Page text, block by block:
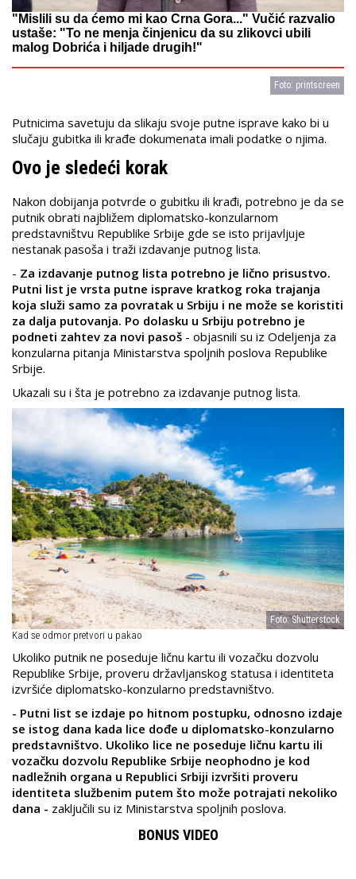
"Mislili su da ćemo mi kao Crna Gora..." Vučić razvalio
ustaše: "To ne menja činjenicu da su zlikovci ubili
malog Dobrića i hiljade drugih!"
Foto: printscreen
Putnicima savetuju da slikaju svoje putne isprave kako bi u
slučaju gubitka ili krađe dokumenata imali podatke o njima.
Ovo je sledeći korak
Nakon dobijanja potvrde o gubitku ili krađi, potrebno je da se
putnik obrati najbližem diplomatsko-konzularnom
predstavništvu Republike Srbije gde se isto prijavljuje
nestanak pasoša i traži izdavanje putnog lista.
- Za izdavanje putnog lista potrebno je lično prisustvo.
Putni list je vrsta putne isprave kratkog roka trajanja
koja služi samo za povratak u Srbiju i ne može se koristiti
za dalja putovanja. Po dolasku u Srbiju potrebno je
podneti zahtev za novi pasoš - objasnili su iz Odeljenja za
konzularna pitanja Ministarstva spoljnih poslova Republike
Srbije.
Ukazali su i šta je potrebno za izdavanje putnog lista.
Foto: Shutterstock
Kad se odmor pretvori u pakao
Ukoliko putnik ne poseduje ličnu kartu ili vozačku dozvolu
Republike Srbije, proveru državljanskog statusa i identiteta
izvršiće diplomatsko-konzularno predstavništvo.
- Putni list se izdaje po hitnom postupku, odnosno izdaje
se istog dana kada lice dođe u diplomatsko-konzularno
predstavništvo. Ukoliko lice ne poseduje ličnu kartu ili
vozačku dozvolu Republike Srbije neophodno je kod
nadležnih organa u Republici Srbiji izvršiti proveru
identiteta službenim putem što može potrajati nekoliko
dana - zaključili su iz Ministarstva spoljnih poslova.
BONUS VIDEO